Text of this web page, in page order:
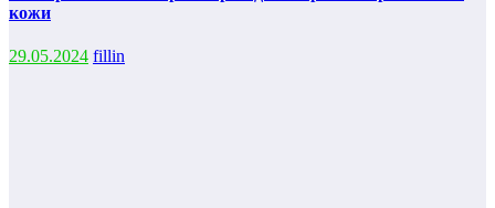
кожи
29.05.2024 fillin